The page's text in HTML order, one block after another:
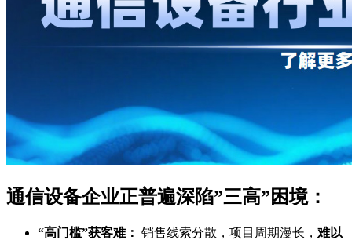
通信设备企业正普遍深陷”三高”困境：
“高门槛”获客难： 销售线索分散，项目周期漫长， 难以